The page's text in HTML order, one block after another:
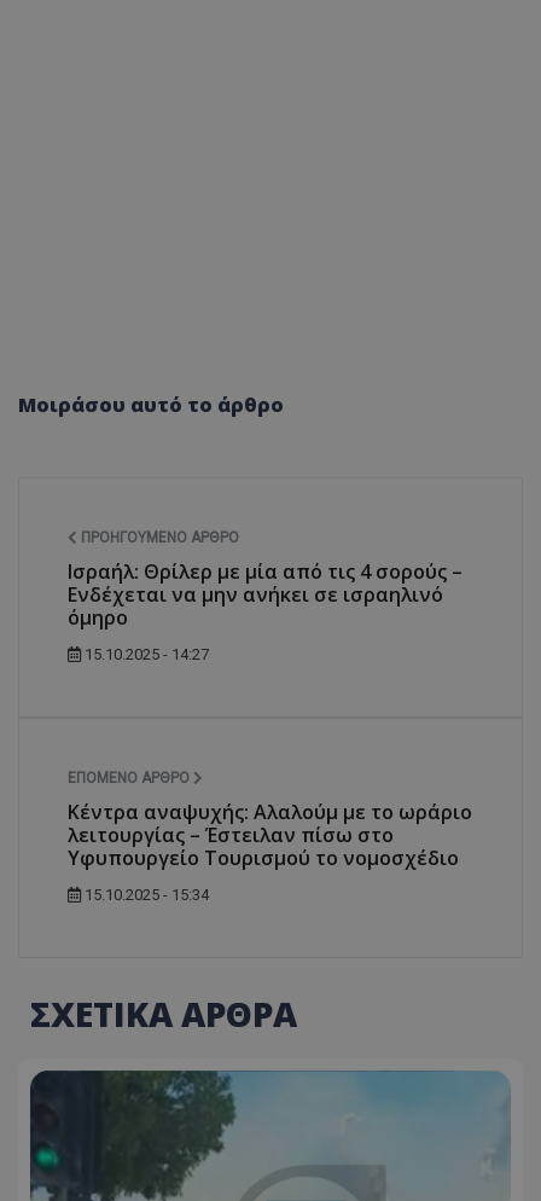
Μοιράσου αυτό το άρθρο
ΠΡΟΗΓΟΎΜΕΝΟ ΆΡΘΡΟ
Ισραήλ: Θρίλερ με μία από τις 4 σορούς –
Ενδέχεται να μην ανήκει σε ισραηλινό
όμηρο
15.10.2025 - 14:27
ΕΠΌΜΕΝΟ ΆΡΘΡΟ
Κέντρα αναψυχής: Αλαλούμ με το ωράριο
λειτουργίας – Έστειλαν πίσω στο
Υφυπουργείο Τουρισμού το νομοσχέδιο
15.10.2025 - 15:34
ΣΧΕΤΙΚΑ ΑΡΘΡΑ